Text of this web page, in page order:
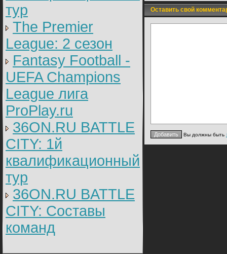
тур
The Premier
League: 2 cезон
Fantasy Football -
UEFA Champions
League лига
ProPlay.ru
36ON.RU BATTLE
CITY: 1й
квалификационный
тур
36ON.RU BATTLE
CITY: Составы
команд
Оставить свой
Вы должны быть